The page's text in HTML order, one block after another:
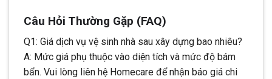
Câu Hỏi Thường Gặp (FAQ)
Q1: Giá dịch vụ vệ sinh nhà sau xây dựng bao nhiêu?
A: Mức giá phụ thuộc vào diện tích và mức độ bám
bẩn. Vui lòng liên hệ Homecare để nhận báo giá chi